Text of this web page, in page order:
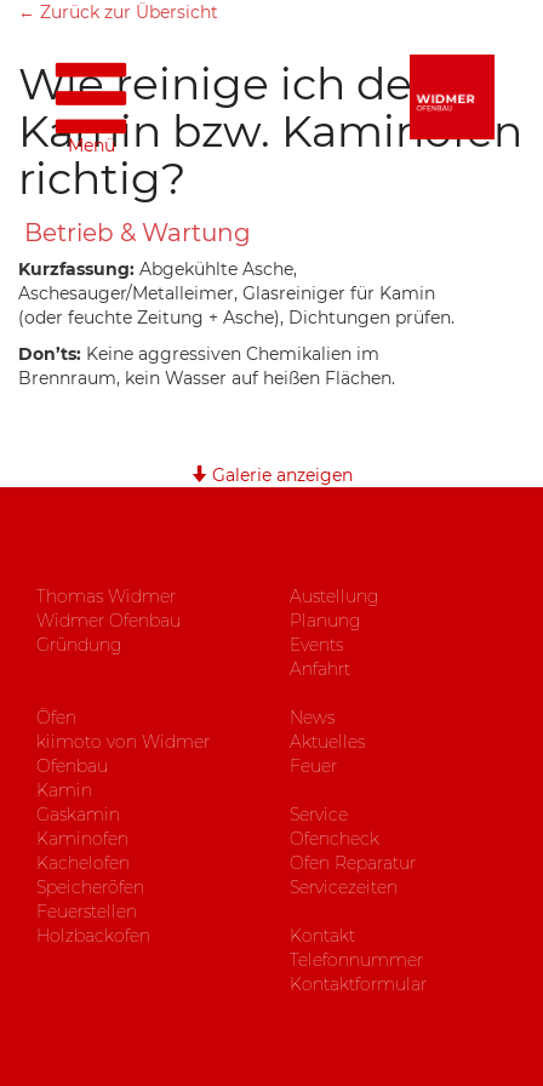
Menü
← Zurück zur Übersicht
Wie reinige ich den
Kamin bzw. Kaminofen
richtig?
Betrieb & Wartung
Kurzfassung: Abgekühlte Asche,
Aschesauger/Metalleimer, Glasreiniger für Kamin
(oder feuchte Zeitung + Asche), Dichtungen prüfen.
Don’ts: Keine aggressiven Chemikalien im
Brennraum, kein Wasser auf heißen Flächen.
Galerie anzeigen
Thomas Widmer
Widmer Ofenbau
Gründung
Austellung
Planung
Events
Anfahrt
Öfen
kiimoto von Widmer
Ofenbau
Kamin
Gaskamin
Kaminofen
Kachelofen
Speicheröfen
Feuerstellen
Holzbackofen
News
Aktuelles
Feuer
Service
Ofencheck
Ofen Reparatur
Servicezeiten
Kontakt
Telefonnummer
Kontaktformular